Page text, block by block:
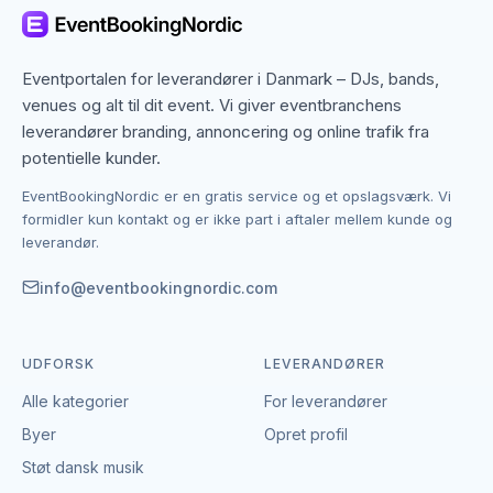
regionen. Det betyder, at du ikke kun finder dem med
der gerne dækker området. Det giver flere
muligheder, hvis du har en bestemt stil, et bestemt
budget eller en speciel ramme i tankerne.
enkelte leverandør af børneunderholdning.
EventBookingNordic er en åben portal – vi tager
egne vilkår. Det giver mulighed for at forhandle pris,
Eventportalen for leverandører i Danmark – DJs, bands,
venues og alt til dit event. Vi giver eventbranchens
leverandører branding, annoncering og online trafik fra
potentielle kunder.
EventBookingNordic er en gratis service og et opslagsværk. Vi
formidler kun kontakt og er ikke part i aftaler mellem kunde og
leverandør.
info@eventbookingnordic.com
UDFORSK
Alle kategorier
Byer
Støt dansk musik
LEVERANDØRER
For leverandører
Opret profil